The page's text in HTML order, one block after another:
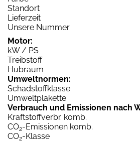
Standort
Lieferzeit
Unsere Nummer
Motor:
kW / PS
Treibstoff
Hubraum
Umweltnormen:
Schadstoffklasse
Umweltplakette
Verbrauch und Emissionen nach
Kraftstoffverbr. komb.
CO2-Emissionen komb.
CO2-Klasse